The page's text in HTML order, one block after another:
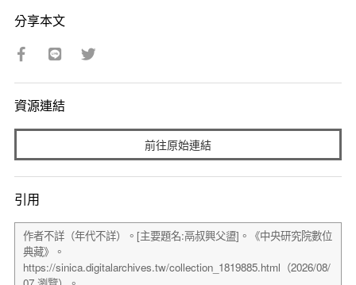
分享本文
資源連結
前往原始連結
引用